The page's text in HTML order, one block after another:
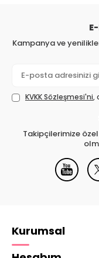
Kampanya ve
KVKK Sözleşmesi'ni,
Takipçilerimize
Kurumsal